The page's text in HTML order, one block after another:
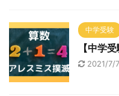
中学受験
【中学
2021/7/7